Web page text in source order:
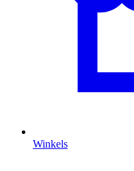
Winkels